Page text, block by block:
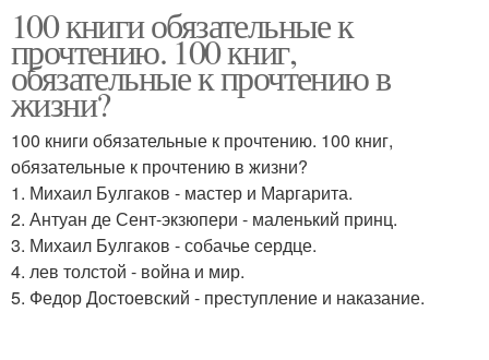
100 книги обязательные к
прочтению. 100 книг,
обязательные к прочтению в
жизни?
100 книги обязательные к прочтению. 100 книг,
обязательные к прочтению в жизни?
1. Михаил Булгаков - мастер и Маргарита.
2. Антуан де Сент-экзюпери - маленький принц.
3. Михаил Булгаков - собачье сердце.
4. лев толстой - война и мир.
5. Федор Достоевский - преступление и наказание.